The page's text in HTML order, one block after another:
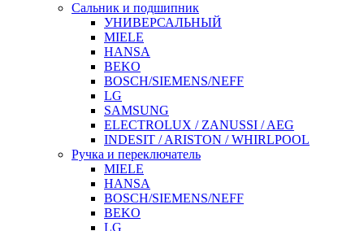
Сальник и подшипник
УНИВЕРСАЛЬНЫЙ
MIELE
HANSA
BEKO
BOSCH/SIEMENS/NEFF
LG
SAMSUNG
ELECTROLUX / ZANUSSI / AEG
INDESIT / ARISTON / WHIRLPOOL
Ручка и переключатель
MIELE
HANSA
BOSCH/SIEMENS/NEFF
BEKO
LG